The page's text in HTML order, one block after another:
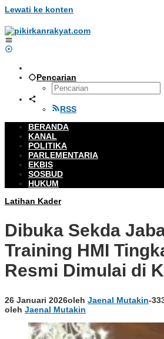
Lewati ke konten
Pencarian
RSS
BERANDA
KANAL
POLITIKA
PARLEMENTARIA
EKBIS
SOSBUD
HUKUM
Latihan Kader
Dibuka Sekda
Training HMI
Resmi Dimulai di
26 Januari 2026oleh Jaenal Mutakin-
oleh Jaenal Mutakin